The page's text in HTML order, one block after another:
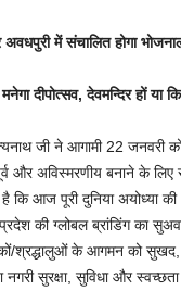
अवधपुरी में संचालित होगा
दीपोत्सव, देवमन्दिर हों या
जी ने आगामी 22 जनवरी को
और अविस्मरणीय बनाने के
कि आज पूरी दुनिया अयोध्या
की ग्लोबल ब्रांडिंग का
श्रद्धालुओं के आगमन को सुखद,
सुरक्षा, सुविधा और